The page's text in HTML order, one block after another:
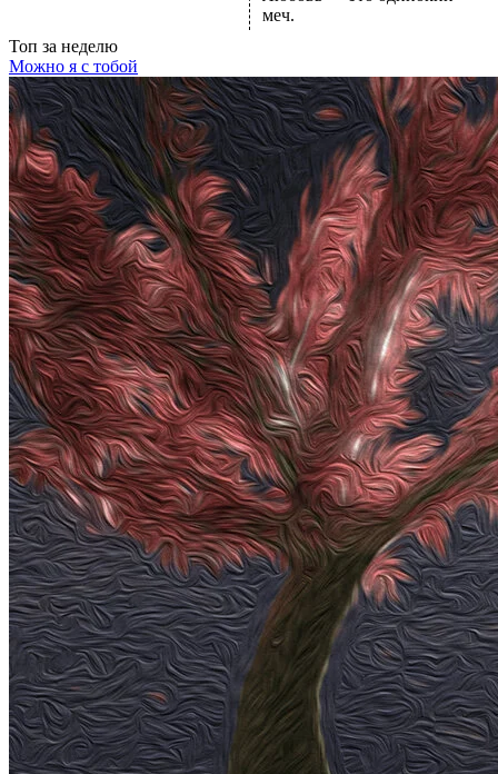
меч.
Топ за неделю
Можно я с тобой